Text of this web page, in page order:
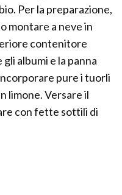
Per la preparazione,
montare a neve in
contenitore
albumi e la panna
pure i tuorli
limone. Versare il
con fette sottili di